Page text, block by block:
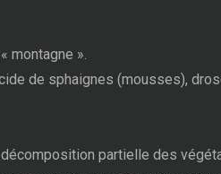
montagne ».
de sphaignes (mousses),
partielle des